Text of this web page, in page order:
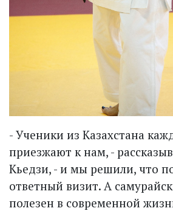
- Ученики из Казахстана
приезжают к нам, -
Кьедзи, - и мы решили, что
ответный визит. А
полезен в современной